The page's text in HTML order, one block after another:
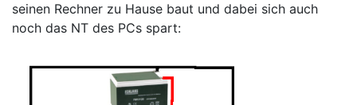
seinen Rechner zu Hause baut und dabei sich auch
noch das NT des PCs spart: